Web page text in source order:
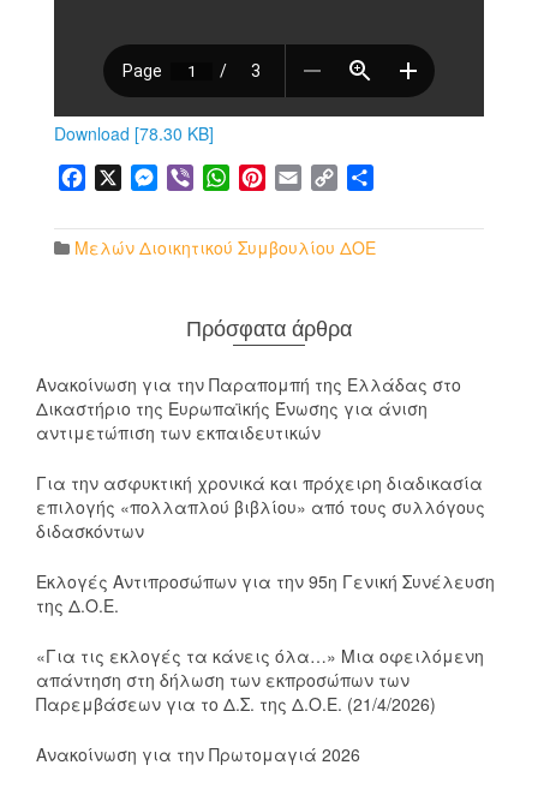
Download [78.30 KB]
Facebook Messenger
Viber WhatsApp
Pinterest
Email Copy
Μελών Διοικητικού Συμβουλίου ΔΟΕ
Πρόσφατα άρθρα
Ανακοίνωση για την Παραπομπή της Ελλάδας στο
Δικαστήριο της Ευρωπαϊκής Ένωσης για άνιση
αντιμετώπιση των εκπαιδευτικών
Για την ασφυκτική χρονικά και πρόχειρη διαδικασία
επιλογής «πολλαπλού βιβλίου» από τους συλλόγους
διδασκόντων
Εκλογές Αντιπροσώπων για την 95η Γενική Συνέλευση
της Δ.Ο.Ε.
«Για τις εκλογές τα κάνεις όλα…» Μια οφειλόμενη
απάντηση στη δήλωση των εκπροσώπων των
Παρεμβάσεων για το Δ.Σ. της Δ.Ο.Ε. (21/4/2026)
Ανακοίνωση για την Πρωτομαγιά 2026